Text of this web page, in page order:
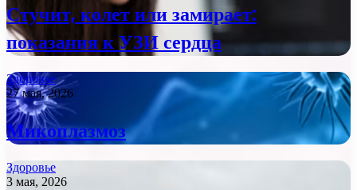
Стучит, колет или замирает:
показания к УЗИ сердца
Здоровье
27 мая, 2026
Микоплазмоз
Здоровье
3 мая, 2026